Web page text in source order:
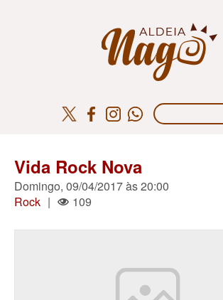
Vida Rock Nova
Domingo, 09/04/2017 às 20:00
Rock | 109